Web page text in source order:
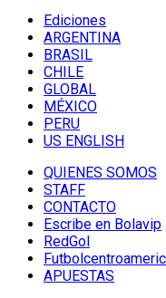
Ediciones
ARGENTINA
BRASIL
CHILE
GLOBAL
MÉXICO
PERU
US ENGLISH
QUIENES SOMOS
STAFF
CONTACTO
Escribe en Bolavip
RedGol
APUESTAS